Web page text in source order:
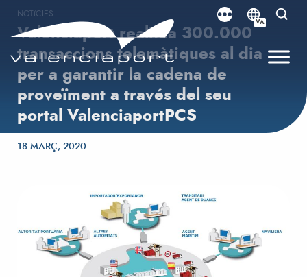
VA
NOTíCIES
Valenciaport realitza 300.000
transaccions telemàtiques al dia
per a garantir la cadena de
proveïment a través del seu
portal ValenciaportPCS
Posted on
18 MARÇ, 2020